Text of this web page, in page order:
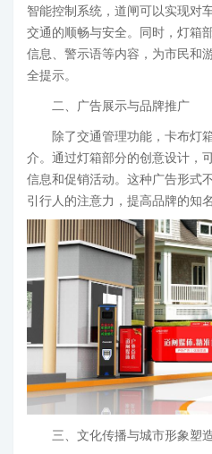
智能控制系统，道闸可以实现对
交通的顺畅与安全。同时，灯箱
信息、警示语等内容，为市民和
全提示。
二、广告展示与品牌推广
除了交通管理功能，卡布灯
介。通过灯箱部分的创意设计，
信息和促销活动。这种广告形式
引行人的注意力，提高品牌的知
三、文化传播与城市形象塑